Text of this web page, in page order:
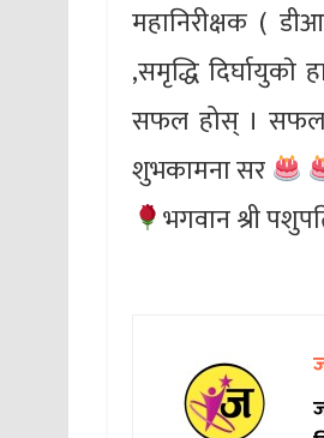
महानिरीक्षक (
,समृद्धि
सफल होस् ।
शुभकामना सर
भगवान श्री